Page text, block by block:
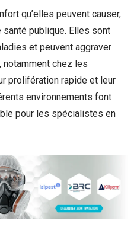
qu’elles peuvent causer,
publique. Elles sont
et peuvent aggraver
chez les
prolifération rapide et leur
environnements font
pour les spécialistes en